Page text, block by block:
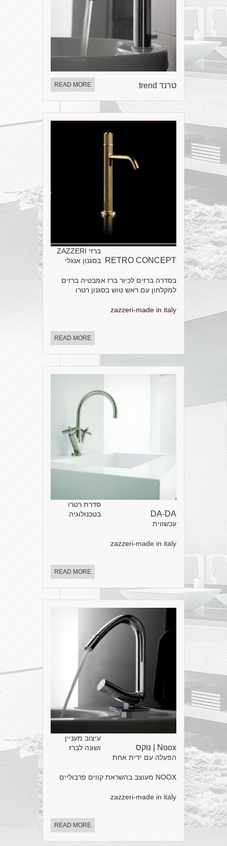
טרנד trend READ MORE
RETRO CONCEPT
ברזי ZAZZERI
בסגנון אנגלי
בסדרה ברזים לכיור ברז אמבטיה ברזים
למקלחון עם ראש טוש בסגנון רטרו
zazzeri-made in italy
READ MORE
DA-DA
סדרת רטרו
בטכנולוגיה
עכשווית
zazzeri-made in italy
READ MORE
Noox | נוקס
עיצוב מעניין
ושונה לברז
הפעלה עם ידית אחת
NOOX מעוצב בהשראת קווים פרבוליים
zazzeri-made in italy
READ MORE